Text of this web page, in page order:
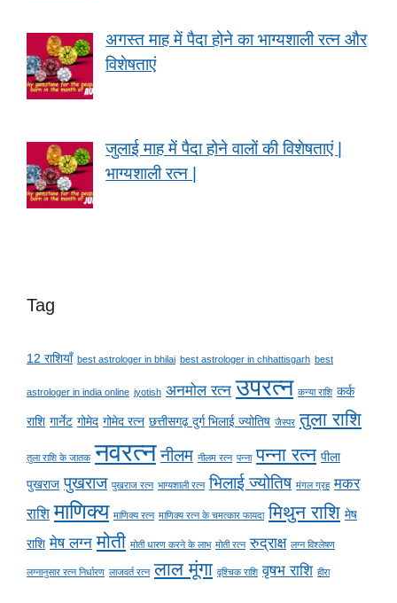
अगस्त माह में पैदा होने का भाग्यशाली रत्न और
विशेषताएं
जुलाई माह में पैदा होने वालों की विशेषताएं |
भाग्यशाली रत्न |
Tag
12 राशियाँ best astrologer in bhilai best astrologer in chhattisgarh best
astrologer in india online jyotish अनमोल रत्न उपरत्न कन्या राशि कर्क
राशि गार्नेट गोमेद गोमेद रत्न छत्तीसगढ़ दुर्ग भिलाई ज्योतिष जैस्पर तुला राशि
तुला राशि के जातक नवरत्न नीलम नीलम रत्न पन्ना पन्ना रत्न पीला
पुखराज पुखराज पुखराज रत्न भाग्यशाली रत्न भिलाई ज्योतिष मंगल ग्रह मकर
राशि माणिक्य माणिक्य रत्न माणिक्य रत्न के चमत्कार फायदा मिथुन राशि मेष
राशि मेष लग्न मोती मोती धारण करने के लाभ मोती रत्न रुद्राक्ष लग्न विश्लेषण
लग्नानुसार रत्न निर्धारण लाजवर्त रत्न लाल मूंगा वृश्चिक राशि वृषभ राशि हीरा